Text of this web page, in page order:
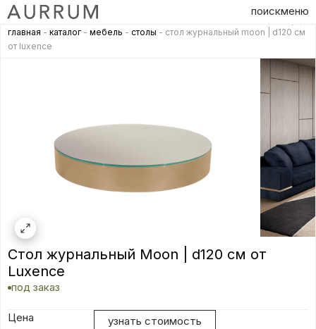
поискменю
главная - каталог - мебель - столы - стол журнальный moon | d120 см
от luxence
Стол журнальный Moon | d120 см от
Luxence
под заказ
Цена узнать стоимость